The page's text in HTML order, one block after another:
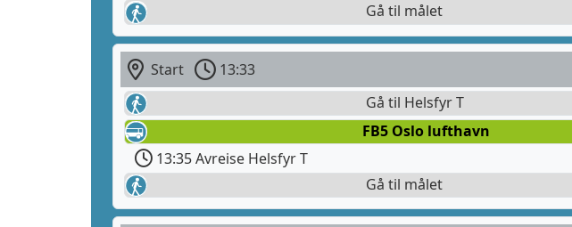
Gå til målet
Start 13:33
Gå til Helsfyr T
FB5 Oslo lufthavn
13:35 Avreise Helsfyr T
Gå til målet